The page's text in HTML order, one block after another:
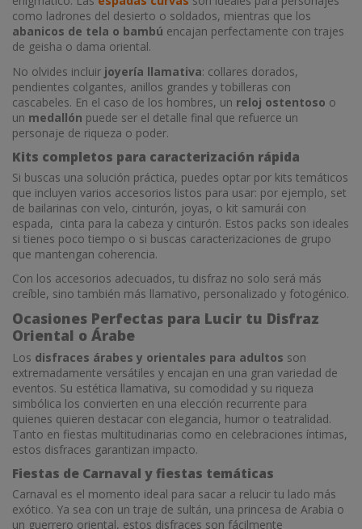
como ladrones del desierto o soldados, mientras que los
abanicos de tela o bambú encajan perfectamente con trajes
de geisha o dama oriental.
No olvides incluir joyería llamativa: collares dorados,
pendientes colgantes, anillos grandes y tobilleras con
cascabeles. En el caso de los hombres, un reloj ostentoso o
un medallón puede ser el detalle final que refuerce un
personaje de riqueza o poder.
Kits completos para caracterización rápida
Si buscas una solución práctica, puedes optar por kits temáticos
que incluyen varios accesorios listos para usar: por ejemplo, set
de bailarinas con velo, cinturón, joyas, o kit samurái con
espada, cinta para la cabeza y cinturón. Estos packs son ideales
si tienes poco tiempo o si buscas caracterizaciones de grupo
que mantengan coherencia.
Con los accesorios adecuados, tu disfraz no solo será más
creíble, sino también más llamativo, personalizado y fotogénico.
Ocasiones Perfectas para Lucir tu Disfraz
Oriental o Árabe
Los disfraces árabes y orientales para adultos son
extremadamente versátiles y encajan en una gran variedad de
eventos. Su estética llamativa, su comodidad y su riqueza
simbólica los convierten en una elección recurrente para
quienes quieren destacar con elegancia, humor o teatralidad.
Tanto en fiestas multitudinarias como en celebraciones íntimas,
estos disfraces garantizan impacto.
Fiestas de Carnaval y fiestas temáticas
Carnaval es el momento ideal para sacar a relucir tu lado más
exótico. Ya sea con un traje de sultán, una princesa de Arabia o
un guerrero oriental, estos disfraces son fácilmente